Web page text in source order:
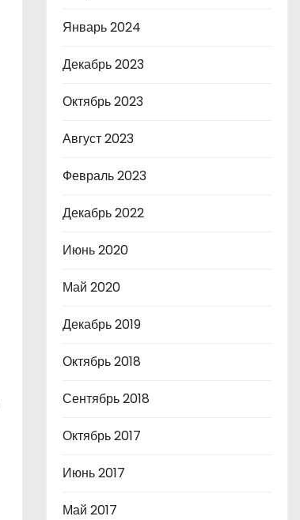
Январь 2024
Декабрь 2023
Октябрь 2023
Август 2023
Февраль 2023
Декабрь 2022
Июнь 2020
Май 2020
Декабрь 2019
Октябрь 2018
Сентябрь 2018
Октябрь 2017
Июнь 2017
Май 2017